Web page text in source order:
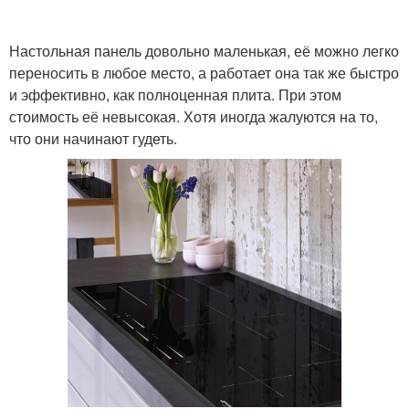
Настольная панель довольно маленькая, её можно легко
переносить в любое место, а работает она так же быстро
и эффективно, как полноценная плита. При этом
стоимость её невысокая. Хотя иногда жалуются на то,
что они начинают гудеть.